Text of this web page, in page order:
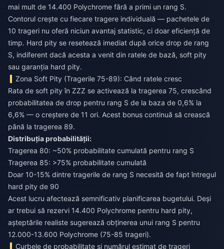
mai mult de 14.400 Polychrome fără a primi un rang S.
Contorul crește cu fiecare tragere individuală — pachetele de
10 trageri nu oferă niciun avantaj statistic, ci doar eficiență de
timp. Hard pity se resetează imediat după orice drop de rang
S, indiferent dacă acesta a venit din ratele de bază, soft pity
sau garanția hard pity.
Zona Soft Pity (Tragerile 75-89): Când ratele cresc
Rata de soft pity în ZZZ se activează la tragerea 75, crescând
probabilitatea de drop pentru rang S de la baza de 0,6% la
6,6% — o creștere de 11 ori. Acest bonus continuă să crească
până la tragerea 89.
Distribuția probabilității:
Tragerea 80: ~50% probabilitate cumulată pentru rang S
Tragerea 85: >75% probabilitate cumulată
Doar 10-15% dintre tragerile de rang S necesită de fapt întregul
hard pity de 90
Acest lucru afectează semnificativ planificarea bugetului. Deși
ar trebui să rezervi 14.400 Polychrome pentru hard pity,
așteptările realiste sugerează obținerea unui rang S pentru
12.000-13.600 Polychrome (75-85 trageri).
Curbele de probabilitate și numărul estimat de trageri